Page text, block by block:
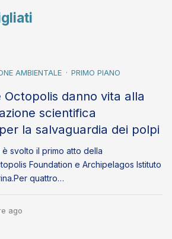
AMBIENTALE PRIMO PIANO
danno vita alla
scientifica
la salvaguardia dei polpi
svolto il primo atto della
Foundation e Archipelagos Istituto
quattro…
ago